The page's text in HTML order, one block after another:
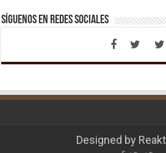
Síguenos en Redes Sociales
Designed by